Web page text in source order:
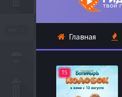
Главная
TS